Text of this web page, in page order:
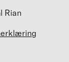
Rian